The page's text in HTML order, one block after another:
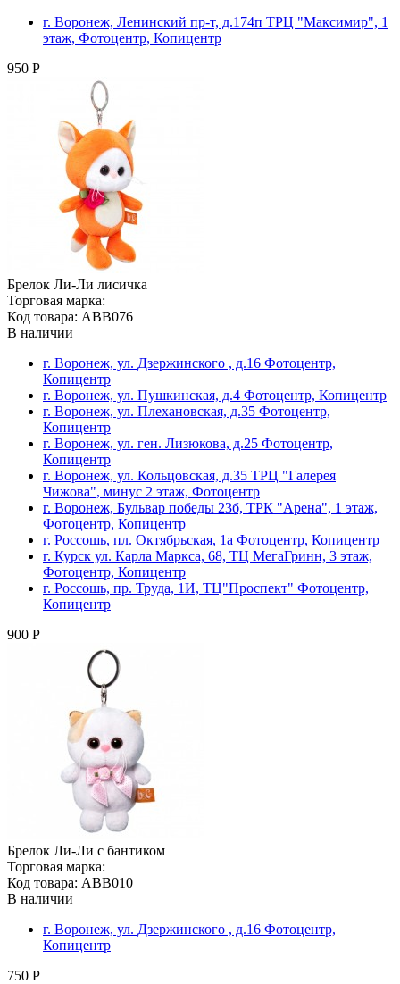
г. Воронеж, Ленинский пр-т, д.174п ТРЦ "Максимир", 1
этаж, Фотоцентр, Копицентр
950 Р
Брелок Ли-Ли лисичка
Торговая марка:
Код товара: ABB076
В наличии
г. Воронеж, ул. Дзержинского , д.16 Фотоцентр,
Копицентр
г. Воронеж, ул. Пушкинская, д.4 Фотоцентр, Копицентр
г. Воронеж, ул. Плехановская, д.35 Фотоцентр,
Копицентр
г. Воронеж, ул. ген. Лизюкова, д.25 Фотоцентр,
Копицентр
г. Воронеж, ул. Кольцовская, д.35 ТРЦ "Галерея
Чижова", минус 2 этаж, Фотоцентр
г. Воронеж, Бульвар победы 23б, ТРК "Арена", 1 этаж,
Фотоцентр, Копицентр
г. Россошь, пл. Октябрьская, 1а Фотоцентр, Копицентр
г. Курск ул. Карла Маркса, 68, ТЦ МегаГринн, 3 этаж,
Фотоцентр, Копицентр
г. Россошь, пр. Труда, 1И, ТЦ"Проспект" Фотоцентр,
Копицентр
900 Р
Брелок Ли-Ли с бантиком
Торговая марка:
Код товара: ABB010
В наличии
г. Воронеж, ул. Дзержинского , д.16 Фотоцентр,
Копицентр
750 Р